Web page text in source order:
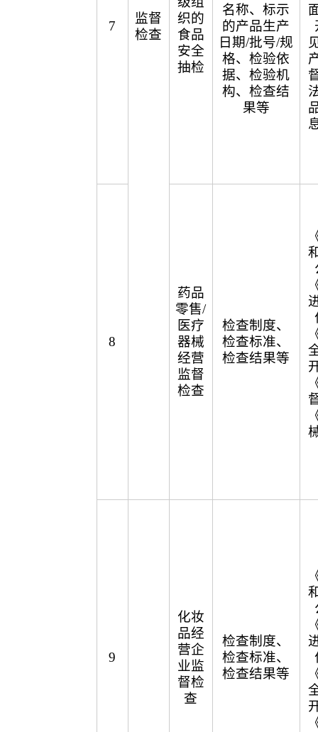
监督
检查
7
织的
食品
安全
抽检
名称、标示
的产品生产
日期/批号/规
格、检验依
据、检验机
构、检查结
果等
8
药品
零售/
医疗
器械
经营
监督
检查
检查制度、
检查标准、
检查结果等
9
化妆
品经
营企
业监
督检
查
检查制度、
检查标准、
检查结果等